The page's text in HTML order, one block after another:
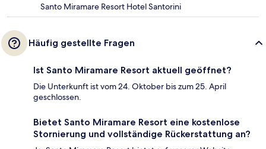
Santo Miramare Resort Hotel Santorini
Häufig gestellte Fragen
Ist Santo Miramare Resort aktuell geöffnet?
Die Unterkunft ist vom 24. Oktober bis zum 25. April
geschlossen.
Bietet Santo Miramare Resort eine kostenlose
Stornierung und vollständige Rückerstattung an?